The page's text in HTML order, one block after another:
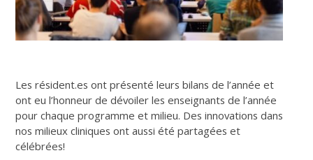
Les résident.es ont présenté leurs bilans de l’année et
ont eu l’honneur de dévoiler les enseignants de l’année
pour chaque programme et milieu. Des innovations dans
nos milieux cliniques ont aussi été partagées et
célébrées!